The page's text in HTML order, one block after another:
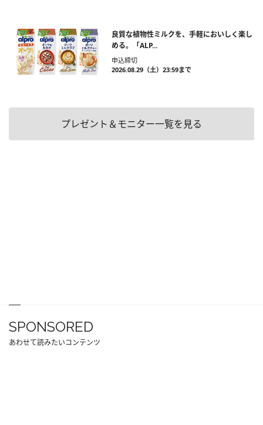
良質な植物性ミルクを、手軽においしく楽し
める。「ALP...
申込締切
2026.08.29（土）23:59まで
プレゼント＆モニター一覧を見る
SPONSORED
あわせて読みたいコンテンツ